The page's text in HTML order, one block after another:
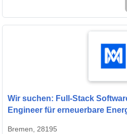
Wir suchen: Full-Stack
Engineer für erneuerbare
Bremen, 28195